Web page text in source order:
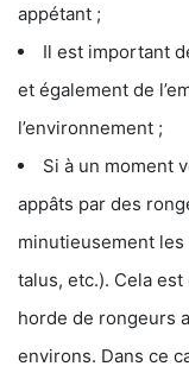
appétant ;
Il est important
et également de
l’environnement ;
Si à un moment
appâts par des
minutieusement
talus, etc.). Cela est
horde de rongeurs
environs. Dans ce